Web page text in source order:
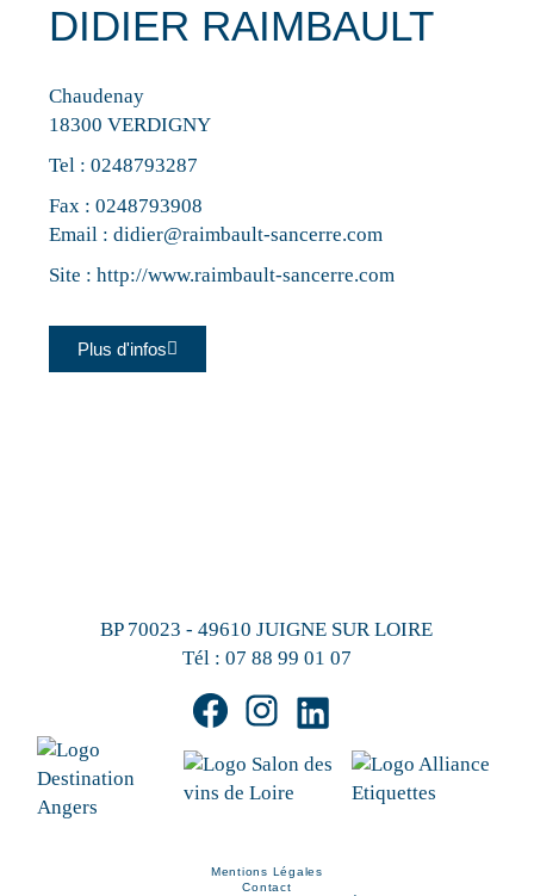
DIDIER RAIMBAULT
Chaudenay
18300 VERDIGNY
Tel :0248793287
Fax : 0248793908
Email :didier@raimbault-sancerre.com
Site :http://www.raimbault-sancerre.com
Plus d'infos
BP 70023 - 49610 JUIGNE SUR LOIRE
Tél : 07 88 99 01 07
Mentions Légales
Contact